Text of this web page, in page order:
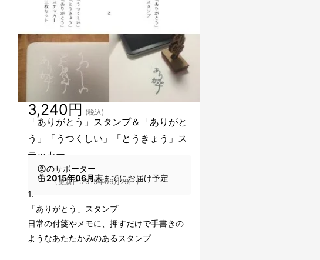
「ありがとう」スタンプ＆「ありがと
う」「うつくしい」「とうきょう」ス
テッカー
3,240円 (税込)
のサポーター
2015年06月末までにお届け予定
（更新日:2015年06月29日）
1.
「ありがとう」スタンプ
日常の付箋やメモに、押すだけで手書きの
ようなあたたかみのあるスタンプ